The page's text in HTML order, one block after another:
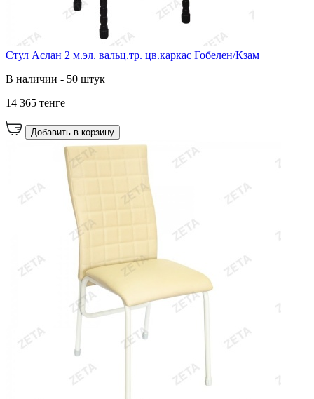
Стул Аслан 2 м.эл. вальц.тр. цв.каркас Гобелен/Кзам
В наличии - 50 штук
14 365 тенге
Добавить в корзину